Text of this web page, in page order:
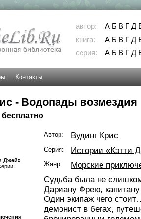
автор: А Б В Г Д
книга:
А Б В Г Д
серия:
А Б В Г Д
Контакты
- Водопады возмездия
бесплатно
Джей»
Автор: Вудинг Крис
Серия: Истории «Кэтти
Жанр:
Морские
Судьба была не
Дариану Фрею,
Один экипаж чего
демонист в бегах,